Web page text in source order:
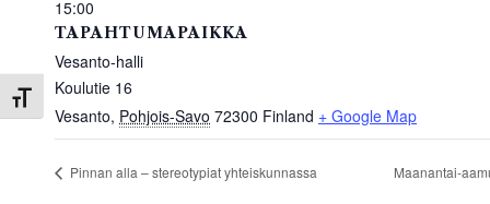
Toggle Font size
15:00
TAPAHTUMAPAIKKA
Vesanto-halli
Koulutie 16
Vesanto, Pohjois-Savo 72300 Finland + Google Map
Pinnan alla – stereotypiat yhteiskunnassa Maanantai-